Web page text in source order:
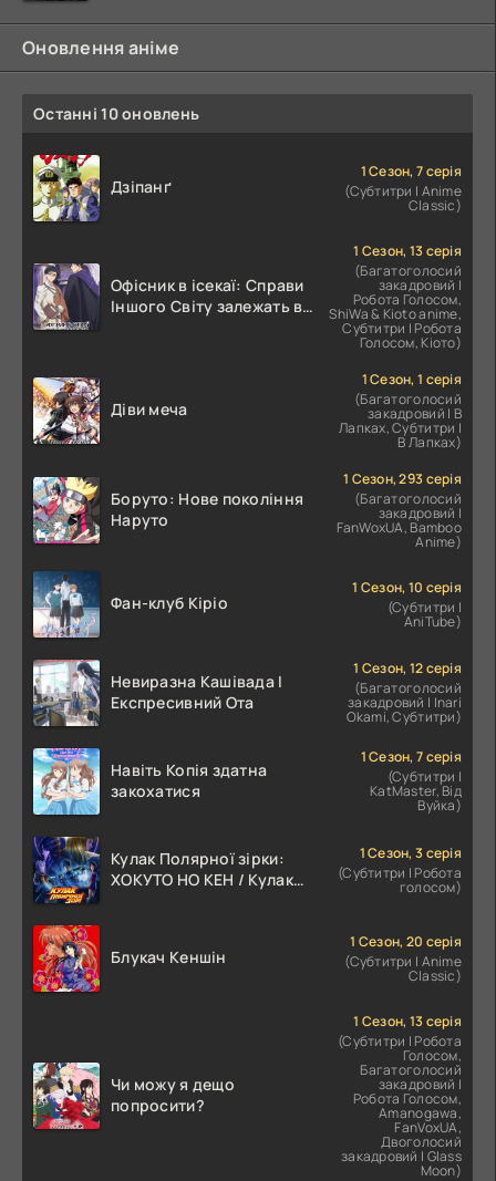
Оновлення аніме
Останні 10 оновлень
Дзіпанґ
1 Сезон, 7 серія
(Субтитри | Anime
Classic)
Офісник в ісекаї: Справи
Іншого Світу залежать від
1 Сезон, 13 серія
(Багатоголосий
закадровий |
Робота Голосом,
ShiWa & Kioto anime,
Субтитри | Робота
Голосом, Кіото)
Діви меча
1 Сезон, 1 серія
(Багатоголосий
закадровий | В
Лапках, Субтитри |
В Лапках)
Боруто: Нове покоління
Наруто
1 Сезон, 293 серія
(Багатоголосий
закадровий |
FanWoxUA, Bamboo
Anime)
Фан-клуб Кіріо
1 Сезон, 10 серія
(Субтитри |
AniTube)
Невиразна Кашівада І
Експресивний Ота
1 Сезон, 12 серія
(Багатоголосий
закадровий | Inari
Okami, Субтитри)
Навіть Копія здатна
закохатися
1 Сезон, 7 серія
(Субтитри |
KatMaster, Від
Вуйка)
Кулак Полярної зірки:
ХОКУТО НО КЕН / Кулак
1 Сезон, 3 серія
(Субтитри | Робота
голосом)
Блукач Кеншін
1 Сезон, 20 серія
(Субтитри | Anime
Classic)
Чи можу я дещо
попросити?
1 Сезон, 13 серія
(Субтитри | Робота
Голосом,
Багатоголосий
закадровий |
Робота Голосом,
Amanogawa,
FanVoxUA,
Двоголосий
закадровий | Glass
Moon)